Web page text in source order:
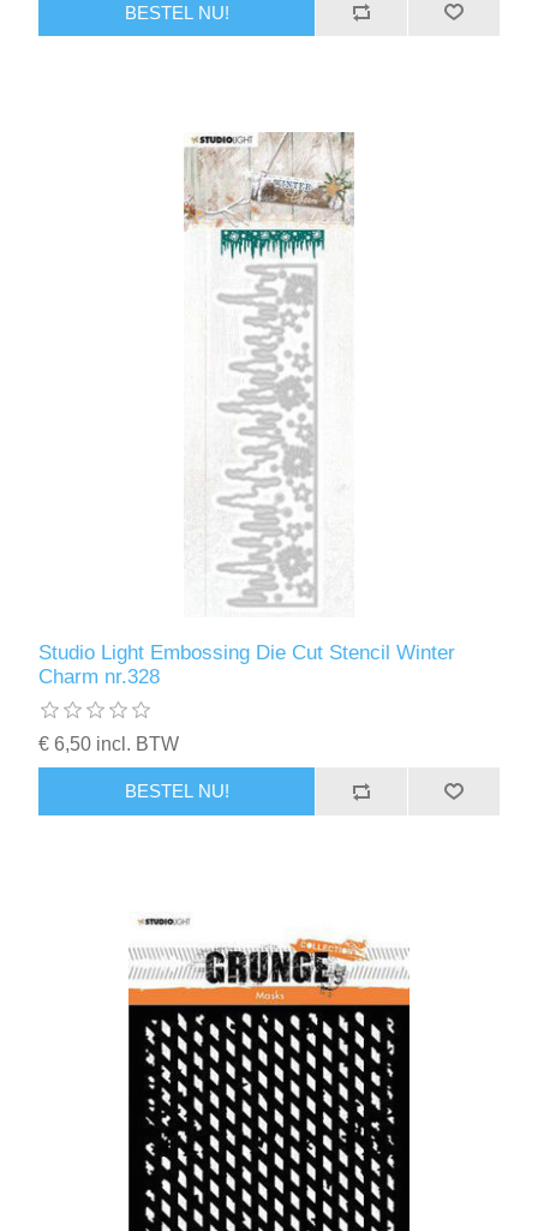
BESTEL NU!
Studio Light Embossing Die Cut Stencil Winter
Charm nr.328
€ 6,50 incl. BTW
BESTEL NU!